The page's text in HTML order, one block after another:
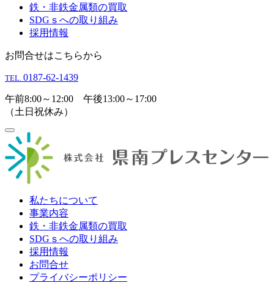
鉄・非鉄金属類の買取
SDGｓへの取り組み
採用情報
お問合せはこちらから
TEL. 0187-62-1439
午前8:00～12:00 午後13:00～17:00
（土日祝休み）
私たちについて
事業内容
鉄・非鉄金属類の買取
SDGｓへの取り組み
採用情報
お問合せ
プライバシーポリシー